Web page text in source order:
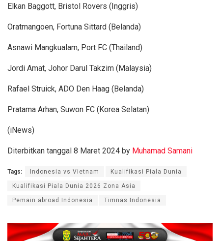
Elkan Baggott, Bristol Rovers (Inggris)
Oratmangoen, Fortuna Sittard (Belanda)
Asnawi Mangkualam, Port FC (Thailand)
Jordi Amat, Johor Darul Takzim (Malaysia)
Rafael Struick, ADO Den Haag (Belanda)
Pratama Arhan, Suwon FC (Korea Selatan)
(iNews)
Diterbitkan tanggal 8 Maret 2024 by Muhamad Samani
Tags: Indonesia vs Vietnam Kualifikasi Piala Dunia
Kualifikasi Piala Dunia 2026 Zona Asia
Pemain abroad Indonesia Timnas Indonesia